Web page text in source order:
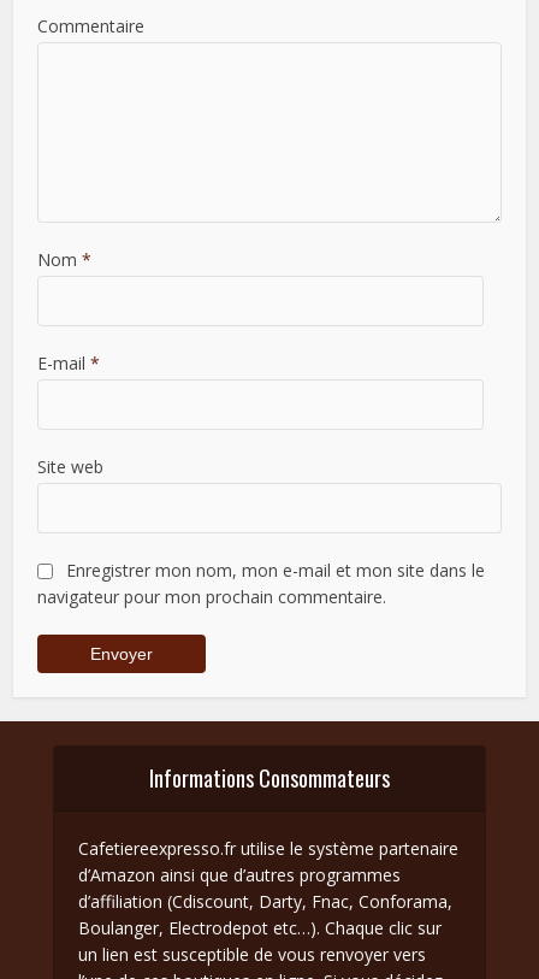
Commentaire
Nom*
E-mail*
Site web
Enregistrer mon nom, mon e-mail et mon site dans le
navigateur pour mon prochain commentaire.
Informations Consommateurs
Cafetiereexpresso.fr utilise le système partenaire
d’Amazon ainsi que d’autres programmes
d’affiliation (Cdiscount, Darty, Fnac, Conforama,
Boulanger, Electrodepot etc…). Chaque clic sur
un lien est susceptible de vous renvoyer vers